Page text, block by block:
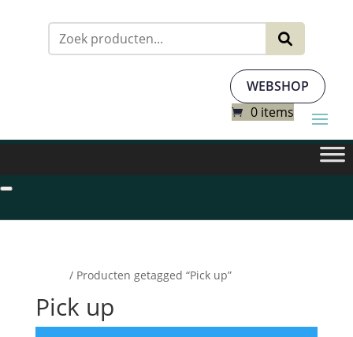
WEBSHOP
0 items
/ Producten getagged “Pick up”
Pick up